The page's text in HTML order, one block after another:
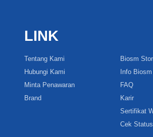
LINK
Tentang Kami
Hubungi Kami
Minta Penawaran
Brand
Biosm
Info Biosm
FAQ
Karir
Sertifikat
Cek